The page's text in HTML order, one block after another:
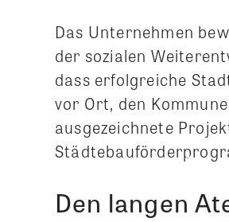
Das Unternehmen
der sozialen
dass erfolgreiche
vor Ort, den
ausgezeichnete
Den langen